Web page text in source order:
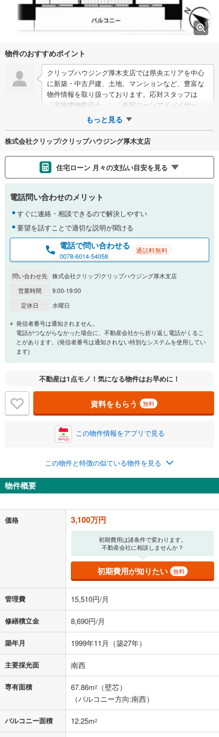
物件のおすすめポイント
クリップハウジング厚木支店では県央エリアを中心
に新築・中古戸建、土地、マンションなど、豊富な
物件情報を取り扱っております。応対スタッフは
「宅地建物取引士」、「住宅ローンアドバイザー」
資格を保有しており、プロとして的確なアドバイス
もっと見る
株式会社クリップ/クリップハウジング厚木支店
住宅ローン 月々の支払い目安を見る
支払いの目安をシミュレーションすることができます。
金利
0.01%
一般的には最長35年まで借り入れ可能です。多くの金融機関
閉じる
頭金
0万円 3,100万円
自己資金から住宅購入にかけられる金額を入力してくださ
閉じる
ボーナス
万円
0円
ナス時の増額分（1回分）を入力してください。
閉じる
月々の返済額
＋修繕積立金 8,690円＋管理費 15,510円
「金利」については、ご利用を予定されている金融機関等にご確認の
上、ご自身での入力をお願いいたします。初期設定で自動入力されてい
る値は、実際の金融機関等における貸出金利とは何ら関係がなく、実際
の金融機関等における貸出金利を何ら保証するものではありません。返
済方法「元利均等返済」にて算出しております。入力された金利を35年
適用した場合の計算結果を表示しています。
借り入れの際は各金融機関等に、必ずご自身でご確認をお願いいたしま
す。
条件によってお借り入れができないことがあります。
不動産会社に購入相談をする
電話問い合わせのメリット
すぐに連絡・相談できるので解決しやすい
要望を話すことで適切な説明が聞ける
電話で問い合わせる
0078-6014-54058
通話料無料
問い合わせ先 株式会社クリップ/クリップハウジング厚木支店
営業時間
9:00-19:00
定休日
水曜日
発信者番号は通知されません。
電話がつながらなかった場合に、不動産会社から折り返し電話がくるこ
とがあります。(発信者番号は通知されない特別なシステムを使用してい
ます)
不動産は1点モノ！気になる物件はお早めに！
資料をもらう 無料
この物件情報をアプリで見る
この物件と特徴の似ている物件を見る
物件概要
価格 3,100万円
初期費用は諸条件で変わります。
不動産会社に相談しませんか？
初期費用が知りたい 無料
管理費 15,510円/月
修繕積立金 8,690円/月
築年月 1999年11月（築27年）
主要採光面 南西
専有面積 67.86m2
（壁芯）
（バルコニー方向:南西）
バルコニー面積 12.25m2